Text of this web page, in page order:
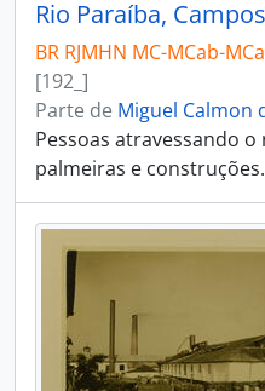
Rio Paraíba, Campos
BR RJMHN MC-MCab-
[192_]
Parte de Miguel Calmon
Pessoas atravessando
palmeiras e construções.